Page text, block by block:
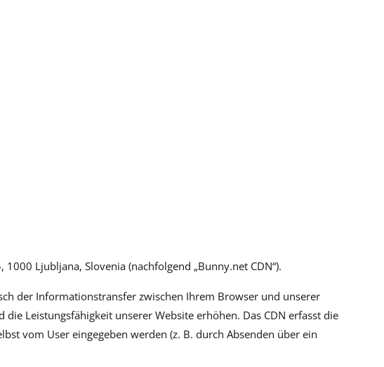
Ljubljana, Slovenia (nachfolgend „Bunny.net CDN“).
der Informationstransfer zwischen Ihrem Browser und unserer
Leistungsfähigkeit unserer Website erhöhen. Das CDN erfasst die
vom User eingegeben werden (z. B. durch Absenden über ein